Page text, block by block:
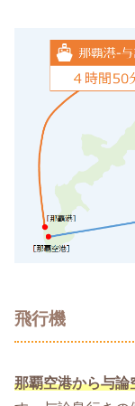
飛行機
那覇空港から与